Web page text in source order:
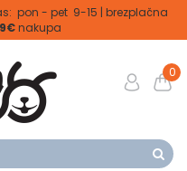
pon - pet 9-15 | brezplačna
nakupa
0